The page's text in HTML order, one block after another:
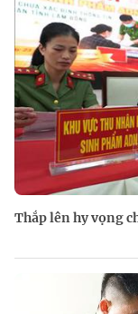
Thắp lên hy vọng